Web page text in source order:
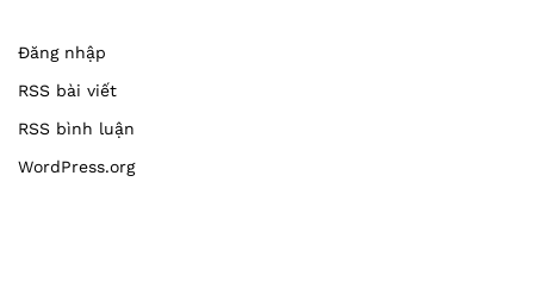
Đăng nhập
RSS bài viết
RSS bình luận
WordPress.org